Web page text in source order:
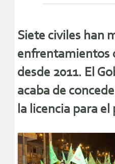
Siete civiles han
enfrentamientos
desde 2011. El
acaba de
la licencia para